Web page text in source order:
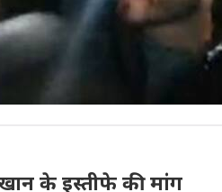
इस्तीफे की मांग को लेकर
रहमान इन विरोध प्रदर्शनों
इस्लामाबाद में 13 दिन के
के इस्तीफे की मांग